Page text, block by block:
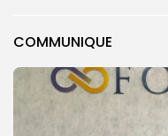
COMMUNIQUE